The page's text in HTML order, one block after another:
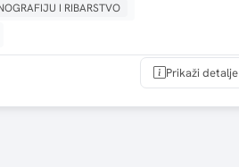
I RIBARSTVO
Prikaži detalje